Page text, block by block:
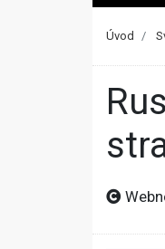
Úvod
Rusko na Ukrajine prišlo o ďalších viac ako 2-tisíc vojakov,